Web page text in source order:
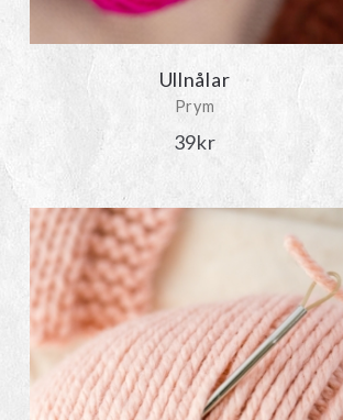
Ullnålar
Prym
39kr